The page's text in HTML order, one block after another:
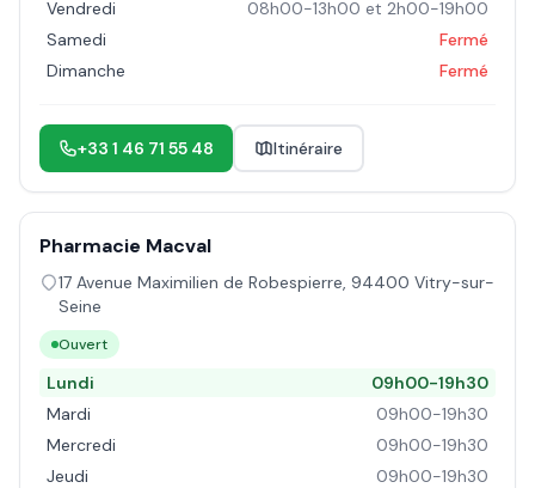
Vendredi
08h00-13h00 et 2h00-19h00
Samedi
Fermé
Dimanche
Fermé
+33 1 46 71 55 48 Itinéraire
Pharmacie Macval
17 Avenue Maximilien de Robespierre, 94400 Vitry-sur-
Seine
Ouvert
Lundi
09h00-19h30
Mardi
09h00-19h30
Mercredi
09h00-19h30
Jeudi
09h00-19h30